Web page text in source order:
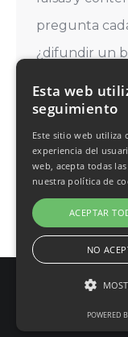
pregunta
¿difundir un
respuesta
Seguir leyendo
Internet?
ser delito
© Diseño
Esta web
seguimiento
Este sitio web utiliza
experiencia del
web, acepta todas
nuestra política de
ACEPTAR
NO
POWERED